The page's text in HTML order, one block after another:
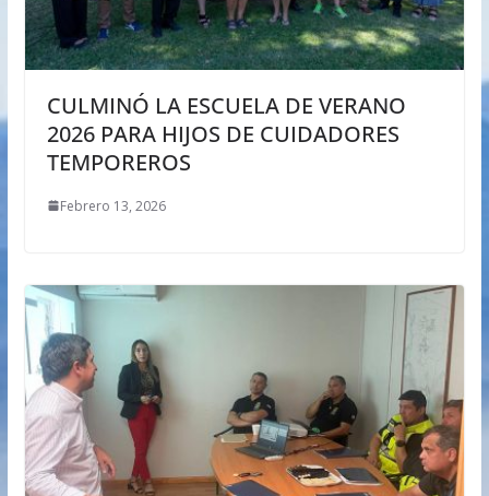
CULMINÓ LA ESCUELA DE VERANO
2026 PARA HIJOS DE CUIDADORES
TEMPOREROS
Febrero 13, 2026